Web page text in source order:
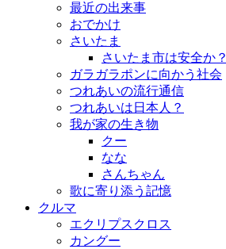
最近の出来事
おでかけ
さいたま
さいたま市は安全か？
ガラガラポンに向かう社会
つれあいの流行通信
つれあいは日本人？
我が家の生き物
クー
なな
さんちゃん
歌に寄り添う記憶
クルマ
エクリプスクロス
カングー